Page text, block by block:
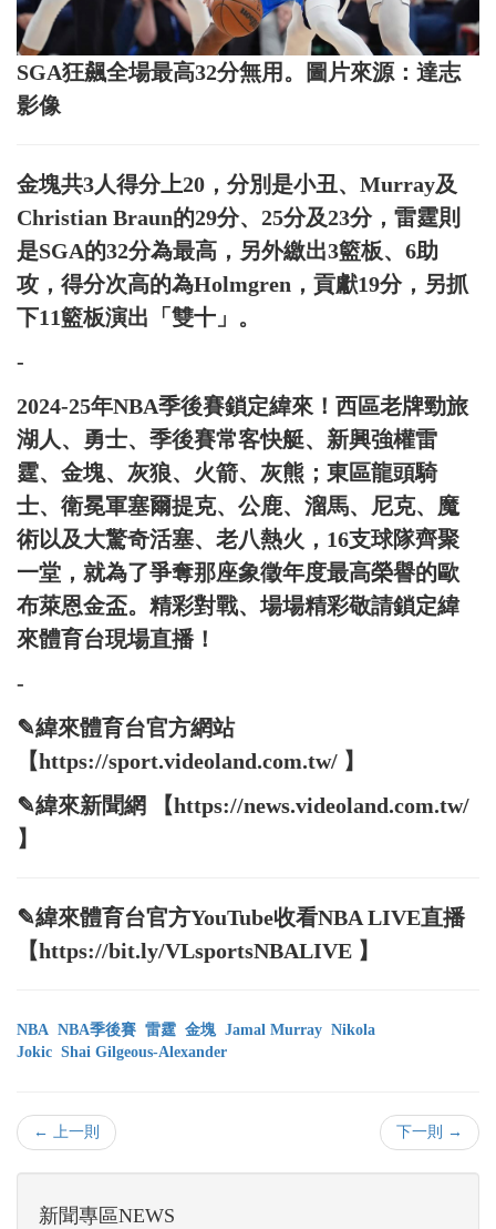
SGA狂飆全場最高32分無用。圖片來源：達志
影像
金塊共3人得分上20，分別是小丑、Murray及
Christian Braun的29分、25分及23分，雷霆則
是SGA的32分為最高，另外繳出3籃板、6助
攻，得分次高的為Holmgren，貢獻19分，另抓
下11籃板演出「雙十」。
-
2024-25年NBA季後賽鎖定緯來！西區老牌勁旅
湖人、勇士、季後賽常客快艇、新興強權雷
霆、金塊、灰狼、火箭、灰熊；東區龍頭騎
士、衛冕軍塞爾提克、公鹿、溜馬、尼克、魔
術以及大驚奇活塞、老八熱火，16支球隊齊聚
一堂，就為了爭奪那座象徵年度最高榮譽的歐
布萊恩金盃。精彩對戰、場場精彩敬請鎖定緯
來體育台現場直播！
-
✎緯來體育台官方網站
【https://sport.videoland.com.tw/ 】
✎緯來新聞網 【https://news.videoland.com.tw/
】
✎緯來體育台官方YouTube收看NBA LIVE直播
【https://bit.ly/VLsportsNBALIVE 】
NBA NBA季後賽 雷霆 金塊 Jamal Murray Nikola
Jokic Shai Gilgeous-Alexander
← 上一則 下一則 →
新聞專區NEWS